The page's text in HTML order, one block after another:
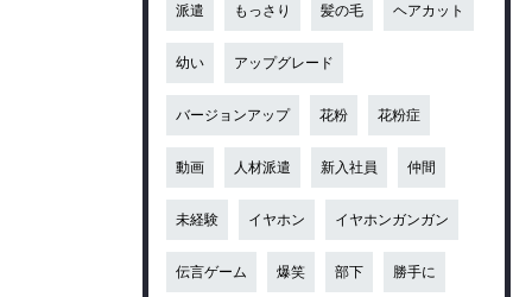
派遣 もっさり 髪の毛 ヘアカット
幼い アップグレード
バージョンアップ 花粉 花粉症
動画 人材派遣 新入社員 仲間
未経験 イヤホン イヤホンガンガン
伝言ゲーム 爆笑 部下 勝手に